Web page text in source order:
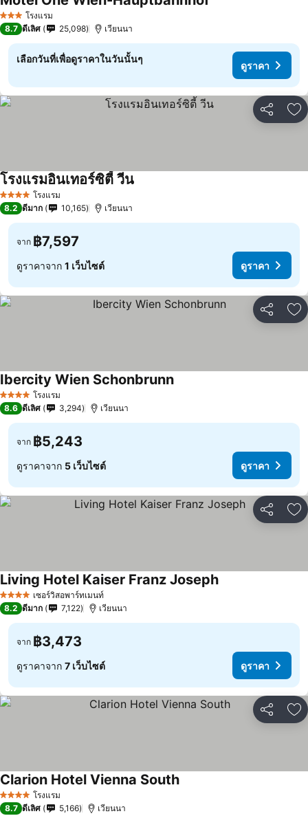
3 ดาว โรงแรม
8.7 ดีเลิศ 25,098 เวียนนา
เลือกวันที่เพื่อดูราคาในวันนั้นๆ
ดูราคา
แชร์ เ
4 ดาว โรงแรม
โรงแรมอินเทอร์ซิตี้ วีนดูราคา
8.2 ดีมาก 10,165 เวียนนา
จาก ฿7,597
ดูราคาจาก 1 เว็บไซต์ ดูราคา
แชร์ เ
4 ดาว โรงแรม
Ibercity Wien Schonbrunnดูราคา
8.6 ดีเลิศ 3,294 เวียนนา
จาก ฿5,243
ดูราคาจาก 5 เว็บไซต์ ดูราคา
แชร์ เ
4 ดาว เซอร์วิสอพาร์ทเมนท์
Living Hotel Kaiser Franz Josephดูราคา
8.2 ดีมาก 7,122 เวียนนา
จาก ฿3,473
ดูราคาจาก 7 เว็บไซต์ ดูราคา
แชร์ เ
4 ดาว โรงแรม
Clarion Hotel Vienna Southดูราคา
8.7 ดีเลิศ 5,166 เวียนนา